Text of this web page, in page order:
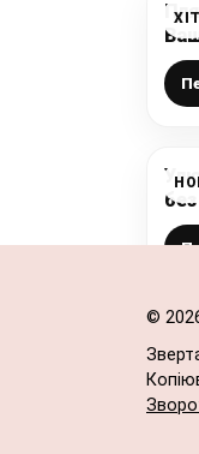
ХІТ
©